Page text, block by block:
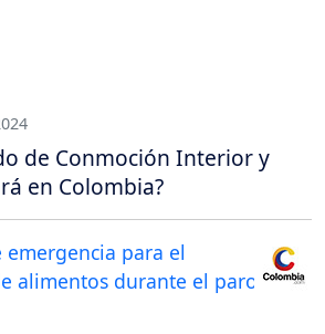
de Conmoción Interior y
en Colombia?